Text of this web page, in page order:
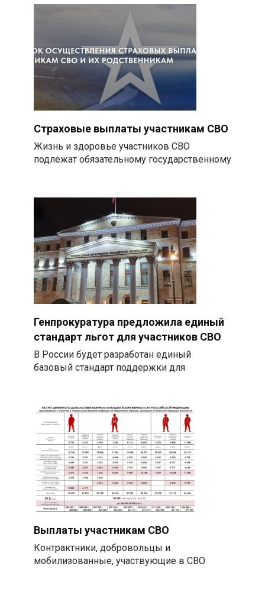
Страховые выплаты участникам СВО
Жизнь и здоровье участников СВО
подлежат обязательному государственному
Генпрокуратура предложила единый
стандарт льгот для участников СВО
В России будет разработан единый
базовый стандарт поддержки для
Выплаты участникам СВО
Контрактники, добровольцы и
мобилизованные, участвующие в СВО